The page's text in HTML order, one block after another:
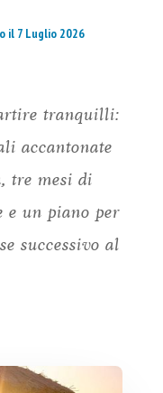
il 7 Luglio 2026
tranquilli:
accantonate
tre mesi di
e un piano per
successivo al